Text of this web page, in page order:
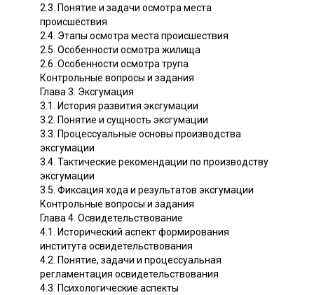
2.3. Понятие и задачи осмотра места
происшествия
2.4. Этапы осмотра места происшествия
2.5. Особенности осмотра жилища
2.6. Особенности осмотра трупа
Контрольные вопросы и задания
Глава 3. Эксгумация
3.1. История развития эксгумации
3.2. Понятие и сущность эксгумации
3.3. Процессуальные основы производства
эксгумации
3.4. Тактические рекомендации по производству
эксгумации
3.5. Фиксация хода и результатов эксгумации
Контрольные вопросы и задания
Глава 4. Освидетельствование
4.1. Исторический аспект формирования
института освидетельствования
4.2. Понятие, задачи и процессуальная
регламентация освидетельствования
4.3. Психологические аспекты